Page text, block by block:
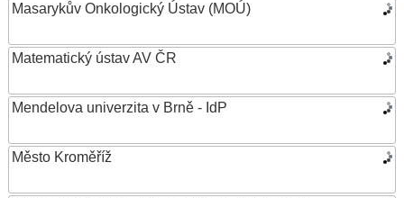
Masarykův Onkologický Ústav (MOÚ)
Matematický ústav AV ČR
Mendelova univerzita v Brně - IdP
Město Kroměříž